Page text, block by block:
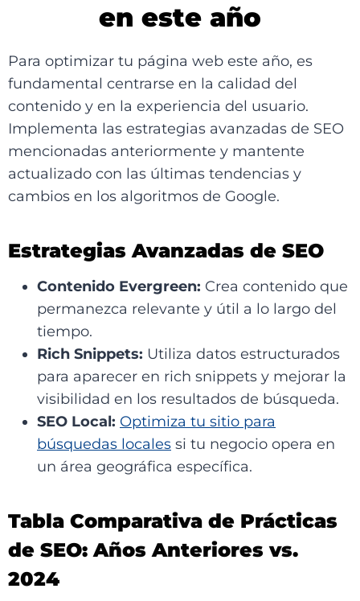
en este año
Para optimizar tu página web este año, es
fundamental centrarse en la calidad del
contenido y en la experiencia del usuario.
Implementa las estrategias avanzadas de SEO
mencionadas anteriormente y mantente
actualizado con las últimas tendencias y
cambios en los algoritmos de Google.
Estrategias Avanzadas de SEO
Contenido Evergreen: Crea contenido que
permanezca relevante y útil a lo largo del
tiempo.
Rich Snippets: Utiliza datos estructurados
para aparecer en rich snippets y mejorar la
visibilidad en los resultados de búsqueda.
SEO Local: Optimiza tu sitio para
búsquedas locales si tu negocio opera en
un área geográfica específica.
Tabla Comparativa de Prácticas
de SEO: Años Anteriores vs.
2024